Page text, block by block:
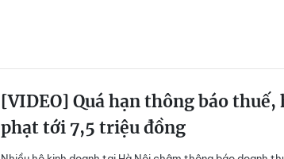
[VIDEO] Quá hạn thông báo
phạt tới 7,5 triệu đồng